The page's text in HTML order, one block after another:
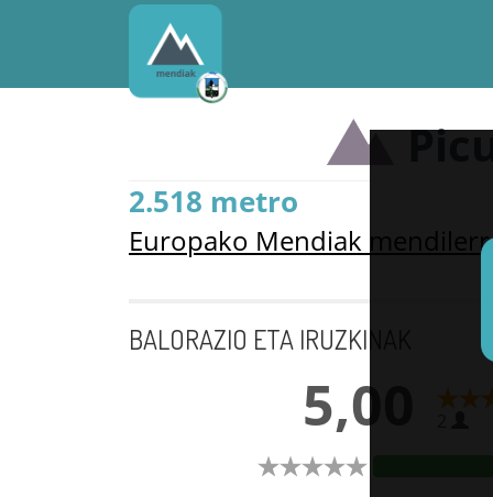
2.518 metro
Europako Mendiak
BALORAZIO ETA IRUZKINAK
5,00